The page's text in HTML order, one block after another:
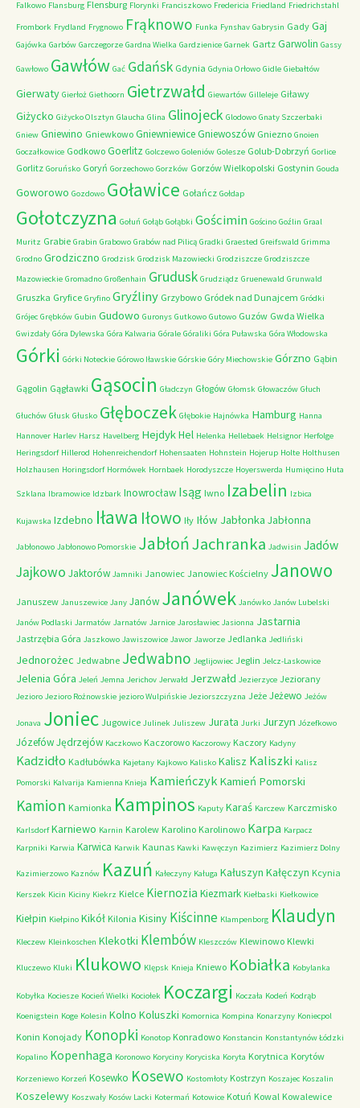
Falkowo Flansburg Flensburg Florynki Franciszkowo Fredericia Friedland Friedrichstahl
Frombork Frydland Frygnowo Frąknowo Funka Fynshav Gabrysin Gady Gaj
Gajówka Garbów Garczegorze Gardna Wielka Gardzienice Garnek Gartz Garwolin Gassy
Gawłowo Gawłów Gać Gdańsk Gdynia Gdynia Orłowo Gidle Giebałtów
Gierwaty Gierłoż Giethoorn Gietrzwałd Giewartów Gilleleje Giławy
Giżycko Giżycko Olsztyn Glaucha Glina Glinojeck Glodowo Gnaty Szczerbaki
Gniew Gniewino Gniewkowo GniewniewiceGniewoszów Gniezno Gnoien
Goczałkowice Godkowo Goerlitz Golczewo Goleniów Golesze Golub-Dobrzyń Gorlice
Gorlitz Goruńsko Goryń Gorzechowo Gorzków Gorzów Wielkopolski Gostynin Gouda
Goworowo Gozdowo Goławice Gołańcz Gołdap
Gołotczyzna Gołuń Gołąb Gołąbki Gościmin Gościno Goźlin Graal
Muritz Grabie Grabin Grabowo Grabów nad Pilicą Gradki Graested Greifswald Grimma
Grodno Grodziczno Grodzisk Grodzisk Mazowiecki Grodziszcze Grodziszcze
Mazowieckie Gromadno Großenhain Grudusk Grudziądz Gruenewald Grunwald
Gruszka Gryfice Gryfino Gryźliny Grzybowo Gródek nad Dunajcem Gródki
Grójec Grębków Gubin Gudowo Guronys Gutkowo Gutowo Guzów Gwda Wielka
Gwizdały Góra Dylewska Góra Kalwaria Górale Góraliki Góra Puławska Góra Włodowska
Górki Górki Noteckie Górowo Iławskie Górskie Góry Miechowskie Górzno Gąbin
Gągolin Gągławki Gąsocin Gładczyn Głogów Głomsk Głowaczów Głuch
Głuchów Głusk Głusko Głęboczek Głębokie Hajnówka Hamburg Hanna
Hannover Harlev Harsz Havelberg HejdykHel Helenka Hellebaek Helsignor Herfolge
Heringsdorf Hillerod Hohenreichendorf Hohensaaten Hohnstein Hojerup Holte Holthusen
Holzhausen Horingsdorf Hormówek Hornbaek Horodyszcze Hoyerswerda Humięcino Huta
Szklana Ibramowice Idzbark Inowrocław Isąg Iwno Izabelin Izbica
Kujawska Izdebno Iława Iłowo Iły Iłów Jabłonka Jabłonna
Jabłonowo Jabłonowo Pomorskie JabłońJachranka Jadwisin Jadów
Jajkowo Jaktorów Jamniki Janowiec Janowiec Kościelny Janowo
Januszew Januszewice Jany Janów Janówek Janówko Janów Lubelski
Janów Podlaski Jarmatów Jarnatów Jarnice Jarosławiec Jasionna Jastarnia
Jastrzębia Góra Jaszkowo Jawiszowice Jawor Jaworze Jedlanka Jedliński
Jednorożec Jedwabne Jedwabno Jeglijowiec Jeglin Jelcz-Laskowice
Jelenia Góra Jeleń Jemna Jerichov Jerwałd Jerzwałd Jezierzyce Jeziorany
Jezioro Jezioro Rożnowskie jezioro Wulpińskie Jeziorszczyzna Jeże Jeżewo Jeżów
Jonava Joniec Jugowice Julinek Juliszew Jurata Jurki Jurzyn Józefkowo
JózefówJędrzejów Kaczkowo Kaczorowo Kaczorowy Kaczory Kadyny
Kadzidło Kadłubówka Kajetany Kajkowo Kalisko Kalisz Kaliszki Kalisz
Pomorski Kalvarija Kamienna Knieja Kamieńczyk Kamień Pomorski
Kamion Kamionka Kampinos Kaputy Karaś Karczew Karczmisko
Karlsdorf Karniewo Karnin Karolew Karolino Karolinowo Karpa Karpacz
Karpniki Karwia Karwica Karwik Kaunas Kawki Kawęczyn Kazimierz Kazimierz Dolny
Kazimierzowo Kaznów Kazuń Kałeczyny Kaługa Kałuszyn Kałęczyn Kcynia
Kerszek Kicin Kiciny Kiekrz Kielce Kiernozia Kiezmark Kiełbaski Kiełkowice
Kiełpin Kiełpino Kikół Kilonia Kisiny Kiścinne Klampenborg Klaudyn
Kleczew Kleinkoschen Klekotki Klembów Kleszczów Klewinowo Klewki
Kluczewo Kluki Klukowo Klępsk Knieja Kniewo Kobiałka Kobylanka
Kobyłka Kociesze Kocień Wielki Kociołek Koczargi Koczała Kodeń Kodrąb
Koenigstein Koge Kolesin Kolno Koluszki Komornica Kompina Konarzyny Koniecpol
Konin Konojady Konopki Konotop Konradowo Konstancin Konstantynów Łódzki
Kopalino Kopenhaga Koronowo Koryciny Koryciska Koryta Korytnica Korytów
Korzeniewo Korzeń Kosewko Kosewo Kostomłoty Kostrzyn Koszajec Koszalin
Koszelewy Koszwały Kosów Lacki Kotermań Kotowice Kotuń Kowal Kowalewice